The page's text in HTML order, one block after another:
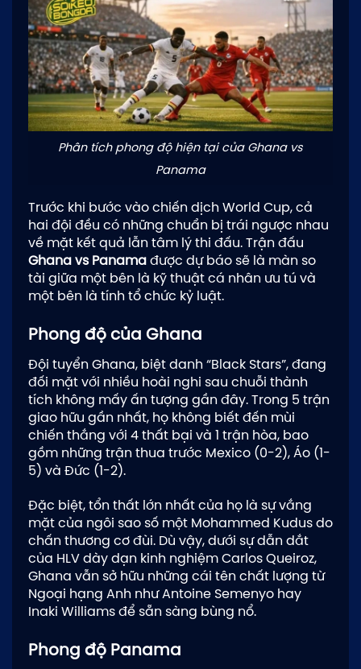
Phân tích phong độ hiện tại của Ghana vs
Panama
Trước khi bước vào chiến dịch World Cup, cả
hai đội đều có những chuẩn bị trái ngược nhau
về mặt kết quả lẫn tâm lý thi đấu. Trận đấu
Ghana vs Panamađược dự báo sẽ là màn so
tài giữa một bên là kỹ thuật cá nhân ưu tú và
một bên là tính tổ chức kỷ luật.
Phong độ của Ghana
Đội tuyển Ghana, biệt danh “Black Stars”, đang
đối mặt với nhiều hoài nghi sau chuỗi thành
tích không mấy ấn tượng gần đây. Trong 5 trận
giao hữu gần nhất, họ không biết đến mùi
chiến thắng với 4 thất bại và 1 trận hòa, bao
gồm những trận thua trước Mexico (0-2), Áo (1-
5) và Đức (1-2).
Đặc biệt, tổn thất lớn nhất của họ là sự vắng
mặt của ngôi sao số một Mohammed Kudus do
chấn thương cơ đùi. Dù vậy, dưới sự dẫn dắt
của HLV dày dạn kinh nghiệm Carlos Queiroz,
Ghana vẫn sở hữu những cái tên chất lượng từ
Ngoại hạng Anh như Antoine Semenyo hay
Inaki Williams để sẵn sàng bùng nổ.
Phong độ Panama